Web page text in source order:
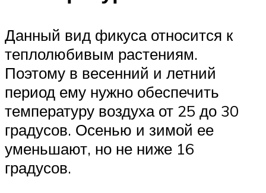
Данный вид фикуса относится к
теплолюбивым растениям.
Поэтому в весенний и летний
период ему нужно обеспечить
температуру воздуха от 25 до 30
градусов. Осенью и зимой ее
уменьшают, но не ниже 16
градусов.